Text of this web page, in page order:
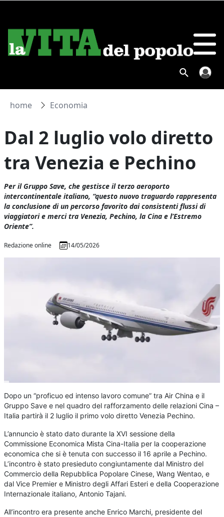
home Economia
Dal 2 luglio volo diretto
tra Venezia e Pechino
Per il Gruppo Save, che gestisce il terzo aeroporto
intercontinentale italiano, “questo nuovo traguardo rappresenta
la conclusione di un percorso favorito dai consistenti flussi di
viaggiatori e merci tra Venezia, Pechino, la Cina e l’Estremo
Oriente”.
Redazione online 14/05/2026
Dopo un “proficuo ed intenso lavoro comune” tra Air China e il
Gruppo Save e nel quadro del rafforzamento delle relazioni Cina –
Italia partirà il 2 luglio il primo volo diretto Venezia Pechino.
L’annuncio è stato dato durante la XVI sessione della
Commissione Economica Mista Cina-Italia per la cooperazione
economica che si è tenuta con successo il 16 aprile a Pechino.
L’incontro è stato presieduto congiuntamente dal Ministro del
Commercio della Repubblica Popolare Cinese, Wang Wentao, e
dal Vice Premier e Ministro degli Affari Esteri e della Cooperazione
Internazionale italiano, Antonio Tajani.
All’incontro era presente anche Enrico Marchi, presidente del